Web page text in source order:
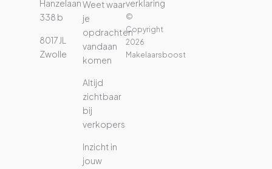
Hanzelaan
338 b
8017 JL
Zwolle
Weet waar
je
opdrachten
vandaan
komen
Altijd
zichtbaar
bij
verkopers
Inzicht in
jouw
verklaring
©
Copyright
2026
Makelaarsboost